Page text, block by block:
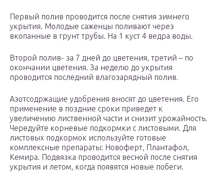
Первый полив проводится после снятия зимнего
укрытия. Молодые саженцы поливают через
вкопанные в грунт трубы. На 1 куст 4 ведра воды.
Второй полив- за 7 дней до цветения, третий – по
окончании цветения. За неделю до укрытия
проводится последний влагозарядный полив.
Азотсодржащие удобрения вносят до цветения. Его
применение в поздние сроки приведет к
увеличению лиственной части и снизит урожайность.
Чередуйте корневые подкормки с листовыми. Для
листовых подкормок используйте готовые
комплексные препараты: Новоферт, Плантафол,
Кемира. Подвязка проводится весной после снятия
укрытия и летом, когда появятся новые побеги.